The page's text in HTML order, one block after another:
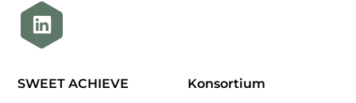
SWEET ACHIEVE Konsortium